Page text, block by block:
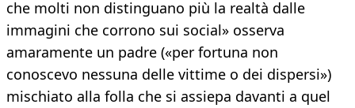
che molti non distinguano più la realtà dalle
immagini che corrono sui social» osserva
amaramente un padre («per fortuna non
conoscevo nessuna delle vittime o dei dispersi»)
mischiato alla folla che si assiepa davanti a quel